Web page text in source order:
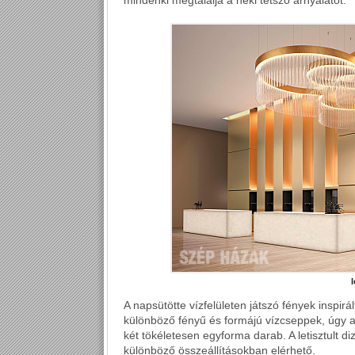
A napsütötte vízfelületen játszó fények
különböző fényű és formájú vízcseppek, úgy
két tökéletesen egyforma darab. A letisztult
különböző összeállításokban elérhető.